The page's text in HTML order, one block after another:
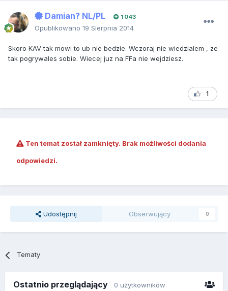
Damian? NL/PL 1 043
Opublikowano 19 Sierpnia 2014
Skoro KAV tak mowi to ub nie bedzie. Wczoraj nie wiedzialem , ze
tak pogrywales sobie. Wiecej juz na FFa nie wejdziesz.
1
Ten temat został zamknięty. Brak możliwości dodania
odpowiedzi.
Udostępnij Obserwujący 0
Tematy
Ostatnio przeglądający 0 użytkowników